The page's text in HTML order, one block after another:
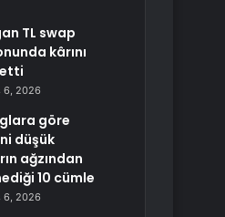
TL swap
kârını
6, 2026
göre
düşük
ağzından
10 cümle
6, 2026